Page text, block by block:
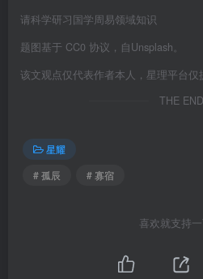
请科学研习国学周易领域知识
题图基于 CC0 协议，自Unsplash。
该文观点仅代表作者本人，星理平台仅
THE END
星耀
# 孤辰
# 寡宿
喜欢就支持